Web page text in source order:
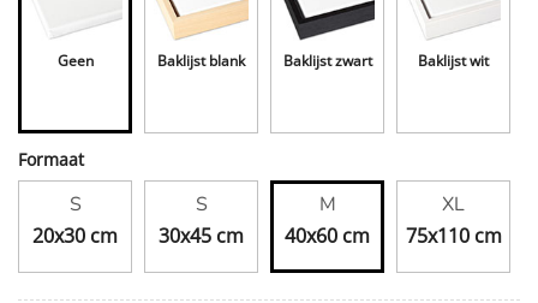
Geen Baklijst blank Baklijst zwart Baklijst wit
Formaat
S
20x30 cm
S
30x45 cm
M
40x60 cm
XL
75x110 cm